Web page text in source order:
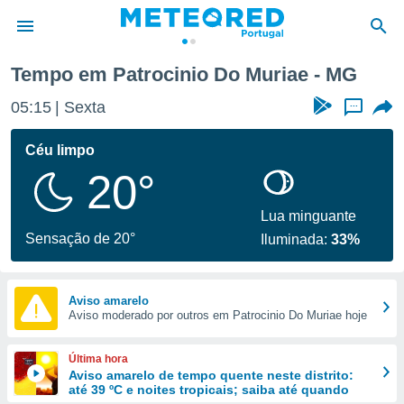
da
foi
fornecidas
a este
das
e
forma
digital
Tempo em Patrocinio Do Muriae - MG
05:15 Sexta ...
Céu limpo
20°
Sensação de 20°
Lua minguante
Iluminada:33%
Aviso amarelo
Aviso moderado por outros em Patrocinio Do Muriae hoje
Última hora
Aviso amarelo de tempo quente neste distrito:
até 39 ºC e noites tropicais; saiba até quando